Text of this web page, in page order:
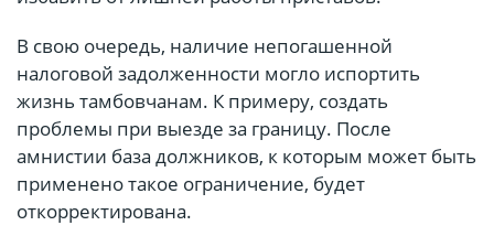
В свою очередь, наличие непогашенной
налоговой задолженности могло испортить
жизнь тамбовчанам. К примеру, создать
проблемы при выезде за границу. После
амнистии база должников, к которым может быть
применено такое ограничение, будет
откорректирована.